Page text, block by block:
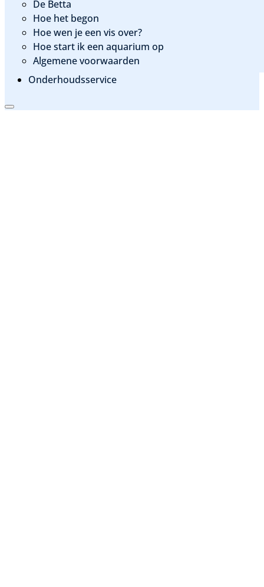
De Betta
Hoe het begon
Hoe wen je een vis over?
Hoe start ik een aquarium op
Algemene voorwaarden
Onderhoudsservice